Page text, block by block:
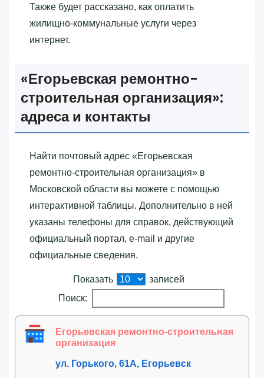
Также будет рассказано, как оплатить
жилищно-коммунальные услуги через
интернет.
«‎Егорьевская ремонтно-
строительная организация»‎:
адреса и контакты
Найти почтовый адрес «‎Егорьевская
ремонтно-строительная организация»‎ в
Московской области вы можете с помощью
интерактивной таблицы. Дополнительно в ней
указаны телефоны для справок, действующий
официальный портал, e-mail и другие
официальные сведения.
Показать
записей
Поиск:
Егорьевская ремонтно-строительная
организация
ул. Горького, 61А, Егорьевск